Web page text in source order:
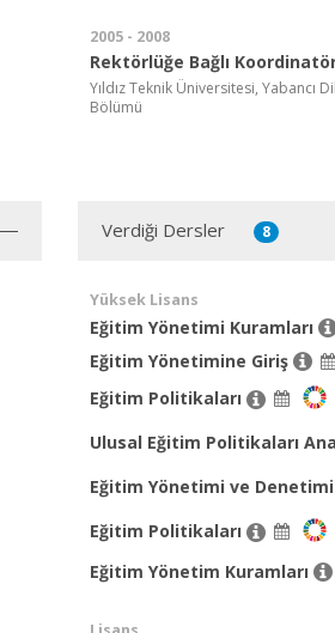
2005 - 2008
Rektörlüğe Bağlı
Yıldız Teknik Üniversitesi, Yabancı
Bölümü
Verdiği Dersler 8
Yüksek Lisans
Eğitim Yönetimi Kuramları
Eğitim Yönetimine Giriş
Eğitim Politikaları
Ulusal Eğitim Politikaları
Eğitim Yönetimi ve Denetimi
Eğitim Politikaları
Eğitim Yönetim Kuramları